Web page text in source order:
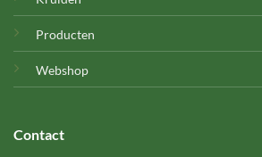
Producten
Webshop
Contact